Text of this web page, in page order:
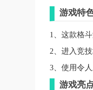
游戏特
1、这款格
2、进入竞
3、使用令
游戏亮